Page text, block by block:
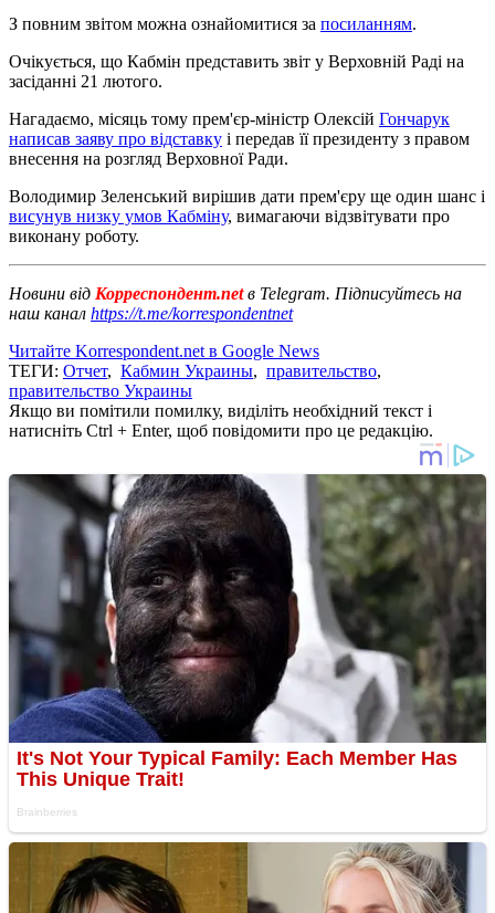
З повним звітом можна ознайомитися за посиланням.
Очікується, що Кабмін представить звіт у Верховній Раді на
засіданні 21 лютого.
Нагадаємо, місяць тому прем'єр-міністр Олексій Гончарук
написав заяву про відставку і передав її президенту з правом
внесення на розгляд Верховної Ради.
Володимир Зеленський вирішив дати прем'єру ще один шанс і
висунув низку умов Кабміну, вимагаючи відзвітувати про
виконану роботу.
Новини від Корреспондент.netв Telegram. Підписуйтесь на
наш канал https://t.me/korrespondentnet
Читайте Korrespondent.net в Google News
ТЕГИ: Отчет, Кабмин Украины, правительство,
правительство Украины
Якщо ви помітили помилку, виділіть необхідний текст і
натисніть Ctrl + Enter, щоб повідомити про це редакцію.